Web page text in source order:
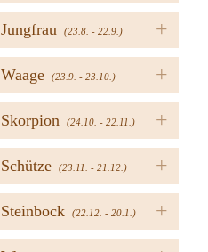
+
Jungfrau (23.8. - 22.9.)
+
Waage (23.9. - 23.10.)
+
Skorpion (24.10. - 22.11.)
+
Schütze (23.11. - 21.12.)
+
Steinbock (22.12. - 20.1.)